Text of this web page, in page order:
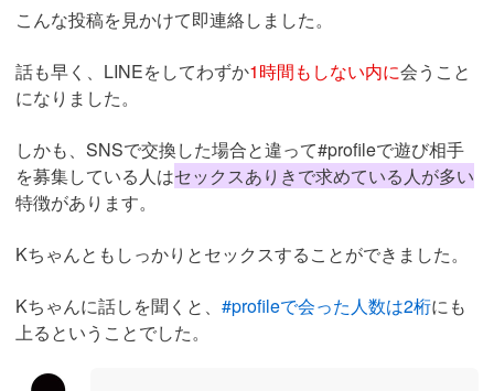
こんな投稿を見かけて即連絡しました。
話も早く、LINEをしてわずか1時間もしない内に会うこと
になりました。
しかも、SNSで交換した場合と違って#profileで遊び相手
を募集している人はセックスありきで求めている人が多い
特徴があります。
Kちゃんともしっかりとセックスすることができました。
Kちゃんに話しを聞くと、 #profileで会った人数は2桁にも
上るということでした。